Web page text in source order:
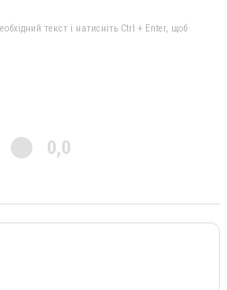
текст і натисніть Ctrl + Enter, щоб
0,0